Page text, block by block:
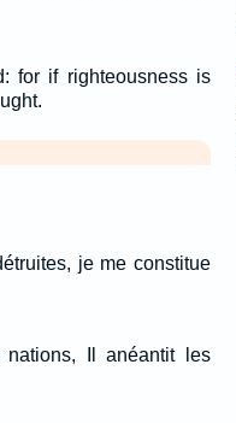
for if righteousness is
je me constitue
nations, Il anéantit les